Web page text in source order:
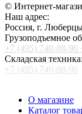
© Интернет-
Наш адрес:
Россия, г.
Грузоподъемное
+7 (495) 740-88-96
Складская техника:
+7 (495) 740-88-96
О магазине
Каталог